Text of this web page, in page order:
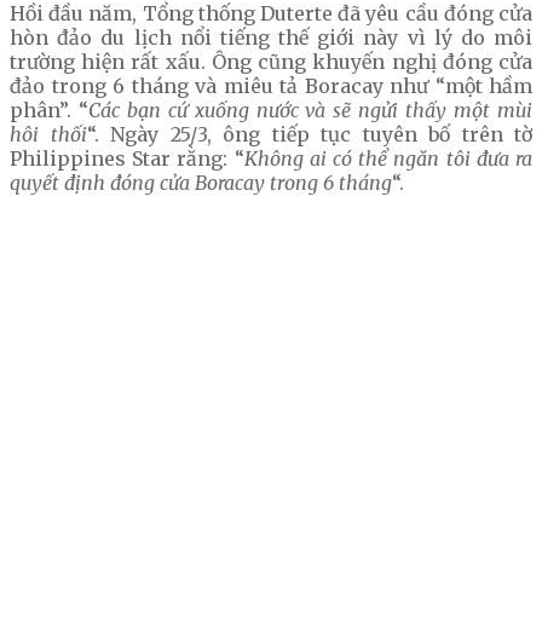
Hồi đầu năm, Tổng thống Duterte đã yêu cầu đóng cửa
hòn đảo du lịch nổi tiếng thế giới này vì lý do môi
trường hiện rất xấu. Ông cũng khuyến nghị đóng cửa
đảo trong 6 tháng và miêu tả Boracay như “một hầm
phân”. “Các bạn cứ xuống nước và sẽ ngửi thấy một mùi
hôi thối“. Ngày 25/3, ông tiếp tục tuyên bố trên tờ
Philippines Star rằng: “Không ai có thể ngăn tôi đưa ra
quyết định đóng cửa Boracay trong 6 tháng“.